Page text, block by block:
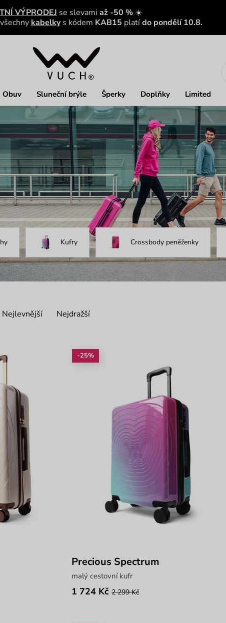
VÝPRODEJ se slevami až -50 % ☀️
kabelky s kódem KAB15 platído pondělí 10.8.
Obuv Sluneční brýle Šperky Doplňky Limited
Kufry Crossbody peněženky
Nejlevnější Nejdražší
-25%
Precious Spectrum
malý cestovní kufr
1 724 Kč 2 299 Kč